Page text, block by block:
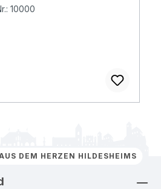
10000
DEM HERZEN HILDESHEIMS